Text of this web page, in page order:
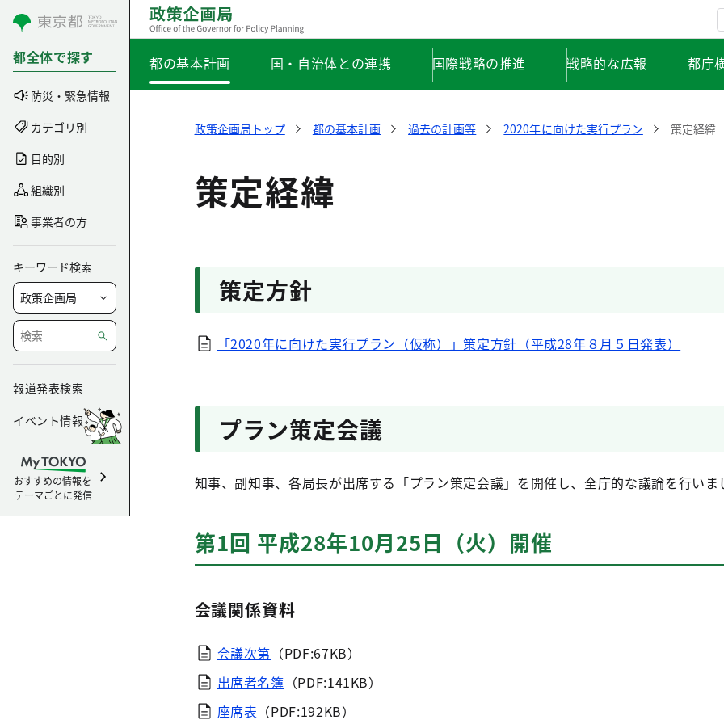
コンテンツにスキップ
都全体で探す
防災・緊急情報
カテゴリ別
目的別
組織別
事業者の方
キーワード検索
報道発表検索
イベント情報
おすすめの情報を
テーマごとに発信
都の基本計画 国・自治体との連携 国際戦略の推進 戦略的な広報 都庁
政策企画局トップ 都の基本計画 過去の計画等 2020年に向けた実行プラン 策定経緯
策定経緯
策定方針
「2020年に向けた実行プラン（仮称）」策定方針（平成28年８月５日発表）
プラン策定会議
知事、副知事、各局長が出席する「プラン策定会議」を開催し、全庁的な議論を行いま
第1回 平成28年10月25日（火）開催
会議関係資料
会議次第 （PDF:67KB）
出席者名簿 （PDF:141KB）
座席表 （PDF:192KB）